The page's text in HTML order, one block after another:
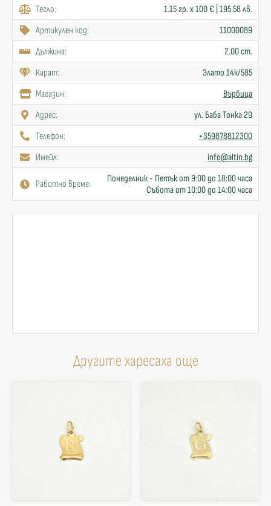
Тегло:
1.15 гр. x 100 € | 195.58 лв.
Артикулен код:
11000089
Дължина:
2.00 cm.
Карат:
Злато 14к/585
Mагазин:
Върбица
Адрес:
ул. Баба Тонка 29
Телефон:
+359878812300
Имейл:
info@altin.bg
Работно време:
Понеделник - Петък от 9:00 до 18:00 часа
Събота от 10:00 до 14:00 часа
Другите харесаха още